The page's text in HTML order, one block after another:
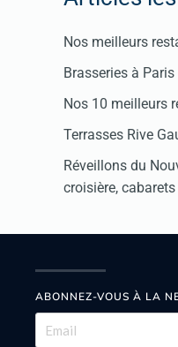
Nos meilleurs
Brasseries à
Nos 10 meilleurs
Terrasses Rive
Réveillons du
croisière,
ABONNEZ-VOUS À LA